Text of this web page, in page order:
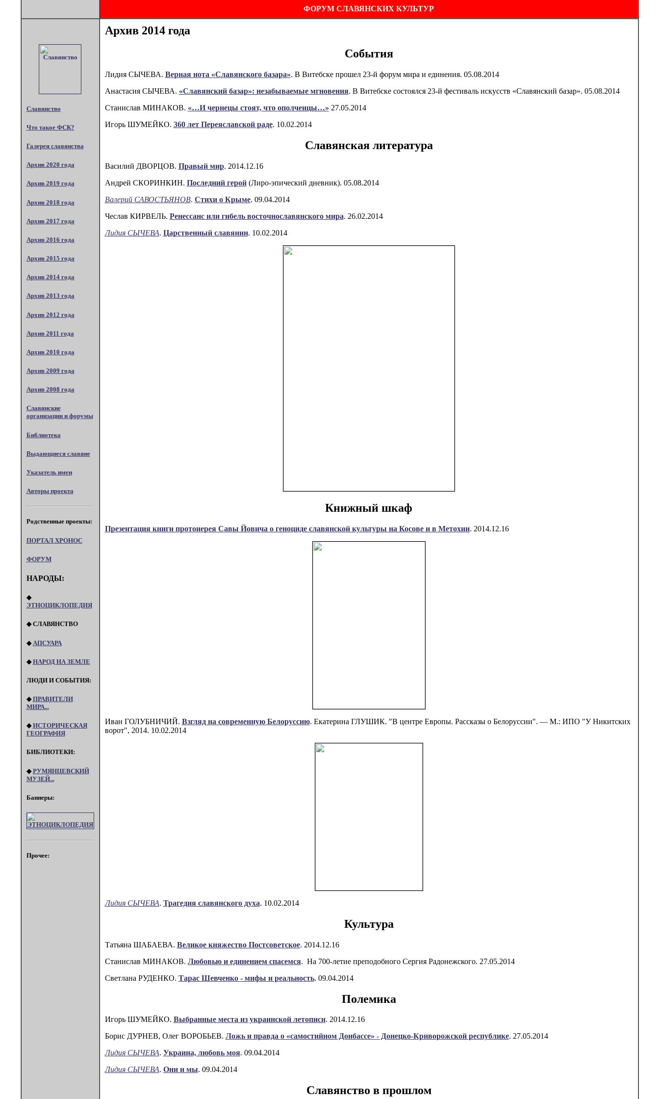
ФОРУМ СЛАВЯНСКИХ КУЛЬТУР
Славянство
Что такое ФСК?
Галерея славянства
Архив 2020 года
Архив 2019 года
Архив 2018 года
Архив 2017 года
Архив 2016 года
Архив 2015 года
Архив 2014 года
Архив 2013 года
Архив 2012 года
Архив 2011 года
Архив 2010 года
Архив 2009 года
Архив 2008 года
Славянские
организации и форумы
Библиотека
Выдающиеся славяне
Указатель имен
Авторы проекта
Родственные проекты:
ПОРТАЛ XPOHOC
ФОРУМ
НАРОДЫ:
◆
ЭТНОЦИКЛОПЕДИЯ
◆ СЛАВЯНСТВО
◆ АПСУАРА
◆НАРОД НА ЗЕМЛЕ
ЛЮДИ И СОБЫТИЯ:
◆ПРАВИТЕЛИ
МИРА...
◆ИСТОРИЧЕСКАЯ
ГЕОГРАФИЯ
БИБЛИОТЕКИ:
◆РУМЯНЦЕВСКИЙ
МУЗЕЙ...
Баннеры:
Прочее:
Архив 2014 года
События
Лидия СЫЧЕВА. Верная нота «Славянского базара». В Витебске прошел 23-й форум мира и единения. 05.08.2014
Анастасия СЫЧЕВА. «Славянский базар»: незабываемые мгновения. В Витебске состоялся 23-й фестиваль искусств «Славянский базар». 05.08.2014
Станислав МИНАКОВ. «…И чернецы стоят, что ополченцы…» 27.05.2014
Игорь ШУМЕЙКО. 360 лет Переяславской раде. 10.02.2014
Славянская литература
Василий ДВОРЦОВ. Правый мир. 2014.12.16
Андрей СКОРИНКИН. Последний герой(Лиро-эпический дневник). 05.08.2014
Валерий САВОСТЬЯНОВ. Стихи о Крыме. 09.04.2014
Чеслав КИРВЕЛЬ. Ренессанс или гибель восточнославянского мира. 26.02.2014
Лидия СЫЧЕВА. Царственный славянин. 10.02.2014
Книжный шкаф
Презентация книги протоиерея Савы Йовича о геноциде славянской культуры на Косове и в Метохии. 2014.12.16
Иван ГОЛУБНИЧИЙ. Взгляд на современную Белоруссию. Екатерина ГЛУШИК. "В центре Европы. Рассказы о Белоруссии". — М.: ИПО "У Никитских
ворот", 2014. 10.02.2014
Лидия СЫЧЕВА. Трагедия славянского духа. 10.02.2014
Культура
Татьяна ШАБАЕВА. Великое княжество Постсоветское. 2014.12.16
Станислав МИНАКОВ. Любовью и единением спасемся. На 700-летие преподобного Сергия Радонежского. 27.05.2014
Светлана РУДЕНКО. Тарас Шевченко - мифы и реальность. 09.04.2014
Полемика
Игорь ШУМЕЙКО. Выбранные места из украинской летописи. 2014.12.16
Борис ДУРНЕВ, Олег ВОРОБЬЕВ. Ложь и правда о «самостийном Донбассе» - Донецко-Криворожской республике. 27.05.2014
Лидия СЫЧЕВА. Украина, любовь моя. 09.04.2014
Лидия СЫЧЕВА. Они и мы. 09.04.2014
Славянство в прошлом